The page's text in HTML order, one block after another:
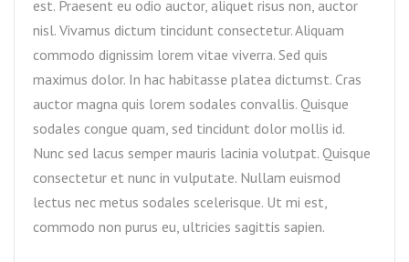
est. Praesent eu odio auctor, aliquet risus non, auctor
nisl. Vivamus dictum tincidunt consectetur. Aliquam
commodo dignissim lorem vitae viverra. Sed quis
maximus dolor. In hac habitasse platea dictumst. Cras
auctor magna quis lorem sodales convallis. Quisque
sodales congue quam, sed tincidunt dolor mollis id.
Nunc sed lacus semper mauris lacinia volutpat. Quisque
consectetur et nunc in vulputate. Nullam euismod
lectus nec metus sodales scelerisque. Ut mi est,
commodo non purus eu, ultricies sagittis sapien.